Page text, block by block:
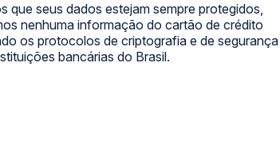
que seus dados estejam sempre protegidos,
nenhuma informação do cartão de crédito
os protocolos de criptografia e de segurança
bancárias do Brasil.